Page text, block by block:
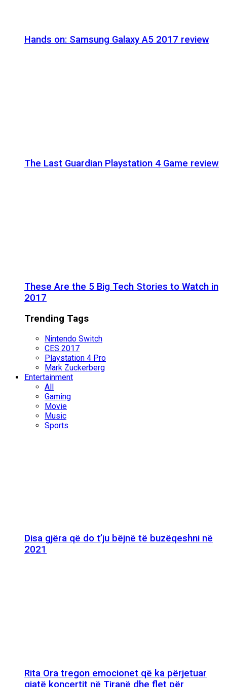
Hands on: Samsung Galaxy A5 2017 review
The Last Guardian Playstation 4 Game review
These Are the 5 Big Tech Stories to Watch in
2017
Trending Tags
Nintendo Switch
CES 2017
Playstation 4 Pro
Mark Zuckerberg
Entertainment
All
Gaming
Movie
Music
Sports
Disa gjëra që do t’ju bëjnë të buzëqeshni në
2021
Rita Ora tregon emocionet që ka përjetuar
gjatë koncertit në Tiranë dhe flet për